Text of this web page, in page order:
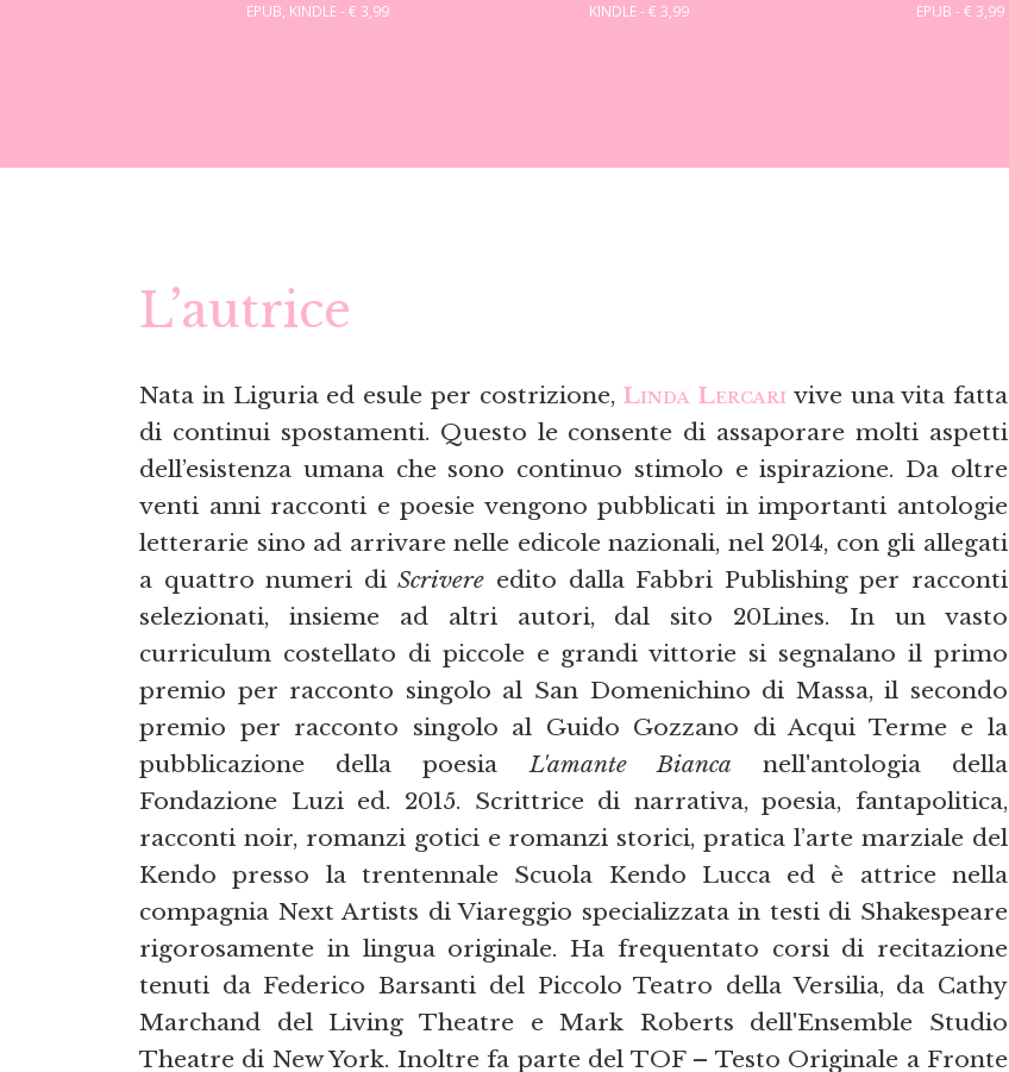
EPUB, KINDLE - € 3,99 KINDLE - € 3,99 EPUB - € 3,99
L’autrice
Nata in Liguria ed esule per costrizione, Linda Lercari vive una vita fatta
di continui spostamenti. Questo le consente di assaporare molti aspetti
dell’esistenza umana che sono continuo stimolo e ispirazione. Da oltre
venti anni racconti e poesie vengono pubblicati in importanti antologie
letterarie sino ad arrivare nelle edicole nazionali, nel 2014, con gli allegati
a quattro numeri diScrivere edito dalla Fabbri Publishing per racconti
selezionati, insieme ad altri autori, dal sito 20Lines. In un vasto
curriculum costellato di piccole e grandi vittorie si segnalano il primo
premio per racconto singolo al San Domenichino di Massa, il secondo
premio per racconto singolo al Guido Gozzano di Acqui Terme e la
pubblicazione della poesiaL'amante Bianca nell'antologia della
Fondazione Luzi ed. 2015. Scrittrice di narrativa, poesia, fantapolitica,
racconti noir, romanzi gotici e romanzi storici, pratica l’arte marziale del
Kendo presso la trentennale Scuola Kendo Lucca ed è attrice nella
compagnia Next Artists di Viareggio specializzata in testi di Shakespeare
rigorosamente in lingua originale. Ha frequentato corsi di recitazione
tenuti da Federico Barsanti del Piccolo Teatro della Versilia, da Cathy
Marchand del Living Theatre e Mark Roberts dell'Ensemble Studio
Theatre di New York. Inoltre fa parte del TOF – Testo Originale a Fronte